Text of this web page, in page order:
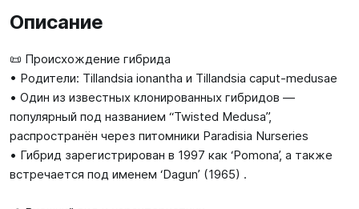
Описание
📜 Происхождение гибрида
• Родители: Tillandsia ionantha и Tillandsia caput‑medusae
• Один из известных клонированных гибридов —
популярный под названием “Twisted Medusa”,
распространён через питомники Paradisia Nurseries
• Гибрид зарегистрирован в 1997 как ‘Pomona’, а также
встречается под именем ‘Dagun’ (1965) .